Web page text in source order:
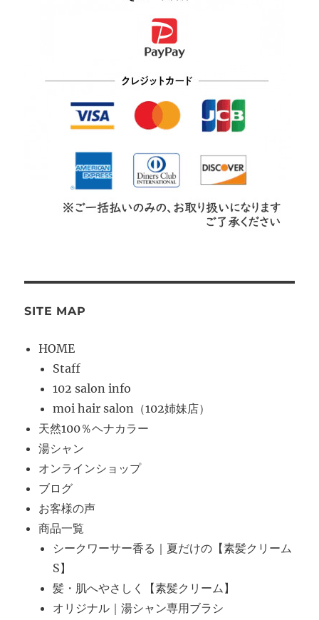
SITE MAP
HOME
Staff
102 salon info
moi hair salon（102姉妹店）
天然100％ヘナカラー
湯シャン
オンラインショップ
ブログ
お客様の声
商品一覧
シークワーサー香る｜夏だけの【素髪クリーム
S】
髪・肌へやさしく【素髪クリーム】
オリジナル｜湯シャン専用ブラシ